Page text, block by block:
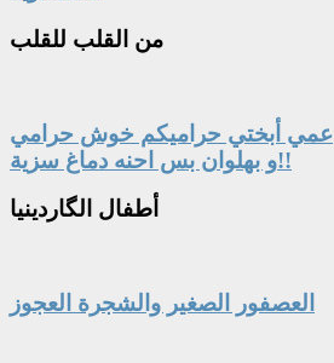
من القلب للقلب
عمي أبختي حراميكم خوش حرامي
و بهلوان بس احنه دماغ سزية!!
أطفال الگاردينيا
العصفور الصغير والشجرة العجوز